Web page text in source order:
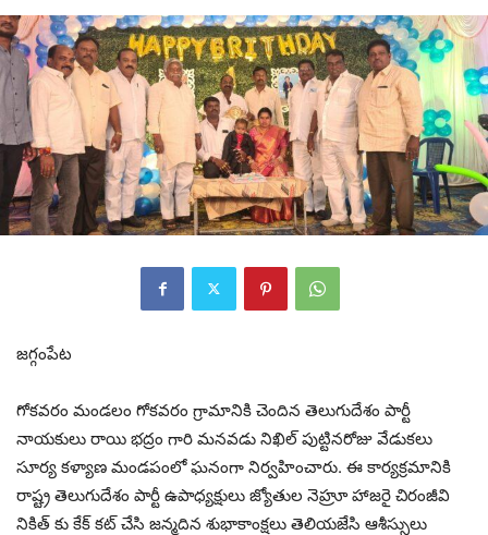
జగ్గంపేట
గోకవరం మండలం గోకవరం గ్రామానికి చెందిన తెలుగుదేశం పార్టీ
నాయకులు రాయి భద్రం గారి మనవడు నిఖిల్ పుట్టినరోజు వేడుకలు
సూర్య కళ్యాణ మండపంలో ఘనంగా నిర్వహించారు. ఈ కార్యక్రమానికి
రాష్ట్ర తెలుగుదేశం పార్టీ ఉపాధ్యక్షులు జ్యోతుల నెహ్రూ హాజరై చిరంజీవి
నికిత్ కు కేక్ కట్ చేసి జన్మదిన శుభాకాంక్షలు తెలియజేసి ఆశీస్సులు